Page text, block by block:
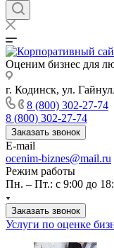
Оценим бизнес для
г. Кодинск, ул.
8 (800) 302-27-74
8 (800) 302-27-74
Заказать звонок
E-mail
ocenim-biznes@mail.ru
Режим работы
Пн. – Пт.: с 9:00 до
Заказать звонок
Услуги по оценке